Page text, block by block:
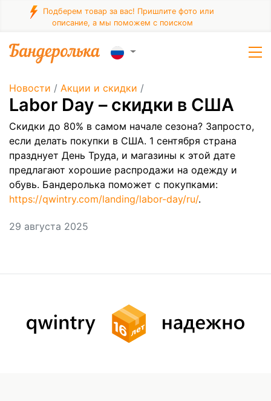
Подберем товар за вас! Пришлите фото или
описание, а мы поможем с поиском
Новости / Акции и скидки /
Labor Day – скидки в США
Скидки до 80% в самом начале сезона? Запросто,
если делать покупки в США. 1 сентября страна
празднует День Труда, и магазины к этой дате
предлагают хорошие распродажи на одежду и
обувь. Бандеролька поможет с покупками:
https://qwintry.com/landing/labor-day/ru/.
29 августа 2025